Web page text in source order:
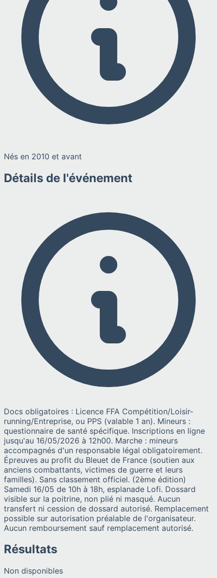
Nés en 2010 et avant
Détails de l'événement
Docs obligatoires : Licence FFA Compétition/Loisir-
running/Entreprise, ou PPS (valable 1 an). Mineurs :
questionnaire de santé spécifique. Inscriptions en ligne
jusqu'au 16/05/2026 à 12h00. Marche : mineurs
accompagnés d'un responsable légal obligatoirement.
Épreuves au profit du Bleuet de France (soutien aux
anciens combattants, victimes de guerre et leurs
familles). Sans classement officiel. (2ème édition)
Samedi 16/05 de 10h à 18h, esplanade Lofi. Dossard
visible sur la poitrine, non plié ni masqué. Aucun
transfert ni cession de dossard autorisé. Remplacement
possible sur autorisation préalable de l'organisateur.
Aucun remboursement sauf remplacement autorisé.
Résultats
Non disponibles